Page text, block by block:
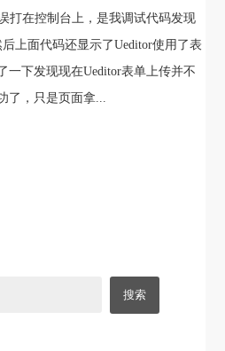
打在控制台上，是我调试代码发现
上面代码还显示了Ueditor使用了表
一下发现现在Ueditor表单上传并不
了，只是页面拿...